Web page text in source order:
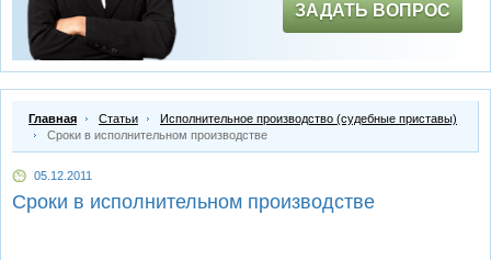
ЗАДАТЬ ВОПРОС
Главная Статьи
Исполнительное производство (судебные приставы)
Сроки в исполнительном производстве
05.12.2011
Сроки в исполнительном производстве